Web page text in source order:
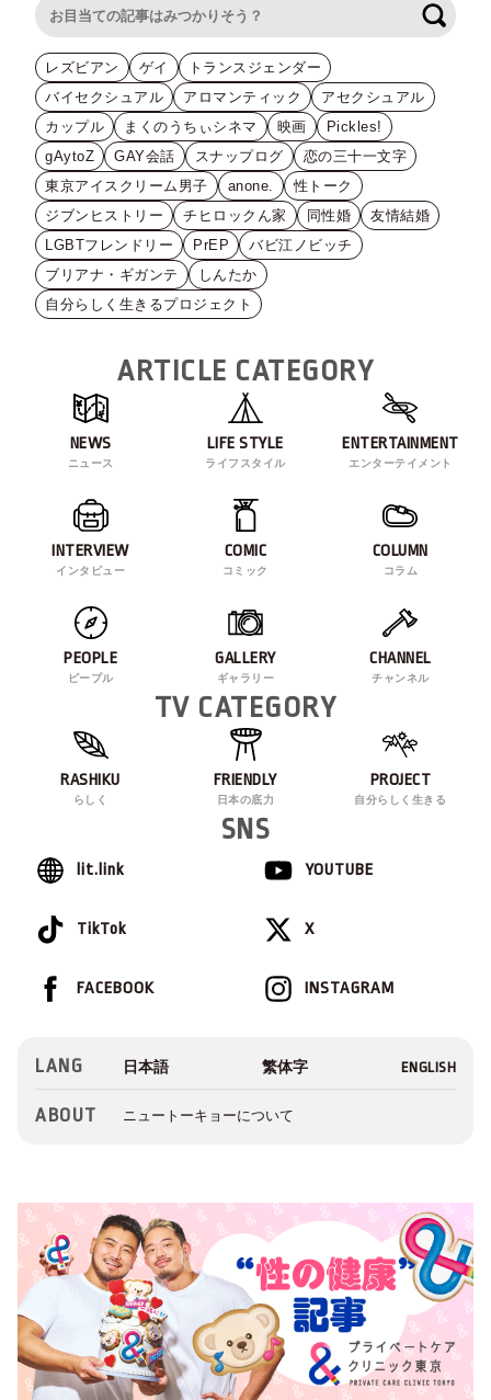
レズビアン ゲイ
トランスジェンダー
バイセクシュアル
アロマンティック
アセクシュアル
カップル
まくのうちぃシネマ 映画
Pickles!
gAytoZ
GAY会話 スナップログ
恋の三十一文字
東京アイスクリーム男子
anone.
性トーク
ジブンヒストリー
チヒロックん家 同性婚
友情結婚
LGBTフレンドリー
PrEP
バビ江ノビッチ
ブリアナ・ギガンテ
しんたか
自分らしく生きるプロジェクト
ARTICLE CATEGORY
NEWS
ニュース
LIFE STYLE
ライフスタイル
ENTERTAINMENT
エンターテイメント
INTERVIEW
インタビュー
COMIC
コミック
COLUMN
コラム
PEOPLE
ピープル
GALLERY
ギャラリー
CHANNEL
チャンネル
TV CATEGORY
RASHIKU
らしく
FRIENDLY
日本の底力
PROJECT
自分らしく生きる
SNS
lit.link YOUTUBE
TikTok X
INSTAGRAM
FACEBOOK
LANG
ABOUT ニュートーキョーについて